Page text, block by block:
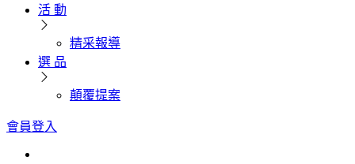
活 動
精采報導
選 品
顛覆提案
會員登入